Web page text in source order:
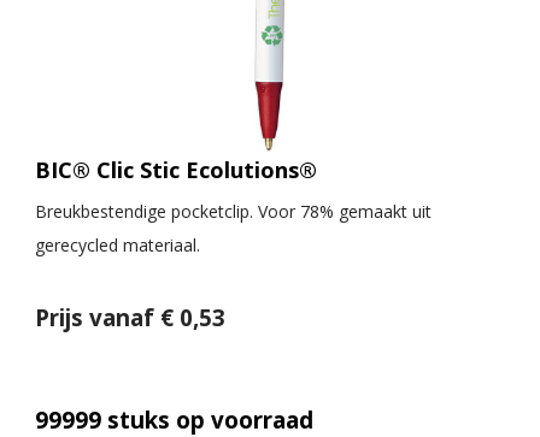
BIC® Clic Stic Ecolutions®
Breukbestendige pocketclip. Voor 78% gemaakt uit
gerecycled materiaal.
Prijs vanaf € 0,53
99999 stuks op voorraad